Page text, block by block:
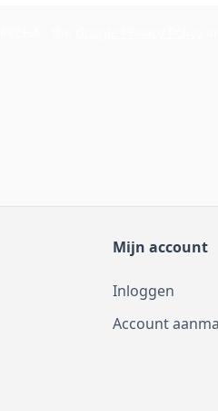
Mijn account
Inloggen
Account